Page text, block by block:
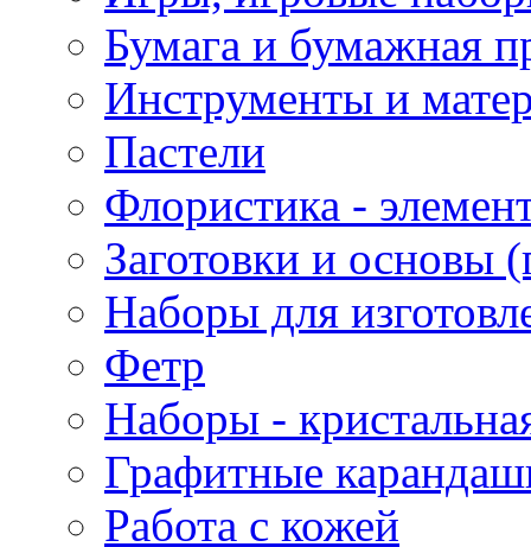
Бумага и бумажная
Инструменты и
Пастели
Флористика -
Заготовки и основы
Наборы для
Фетр
Наборы -
Графитные
Работа с кожей